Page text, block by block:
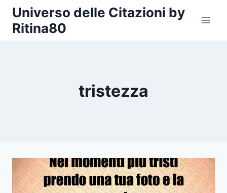
Salta
contenuto
Universo delle Citazioni by
Ritina80
tristezza